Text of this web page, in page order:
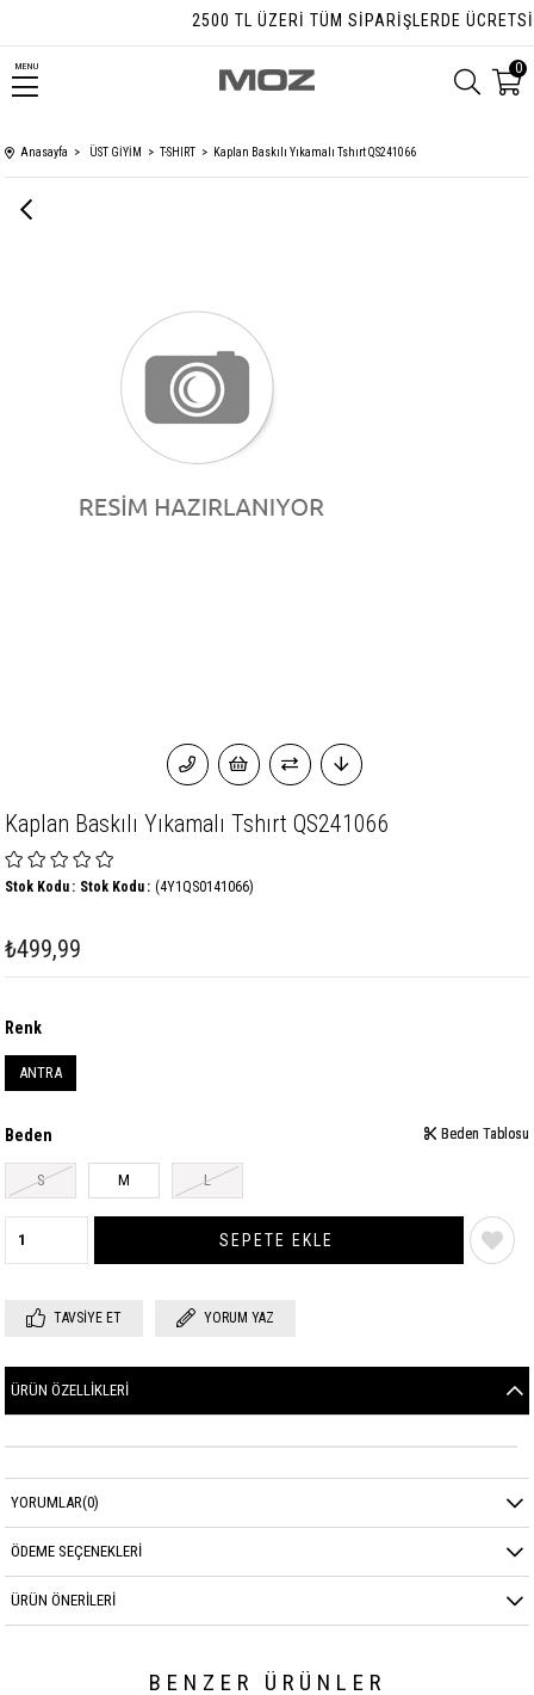
2500 TL ÜZERI TÜM SIPARIŞLERDE ÜCRETSIZ
MENU 0
Anasayfa ÜST GİYİM T-SHIRT Kaplan Baskılı Yıkamalı Tshırt QS241066
Kaplan Baskılı Yıkamalı Tshırt QS241066
(4Y1QS0141066)
Stok Kodu Stok Kodu
₺499,99
Renk
ANTRA
Beden
S M L
Beden Tablosu
Beden Tablosu
TAVSIYE ET YORUM YAZ
ÜRÜN ÖZELLIKLERI
YORUMLAR(0)
ÖDEME SEÇENEKLERI
ÜRÜN ÖNERILERI
BENZER ÜRÜNLER